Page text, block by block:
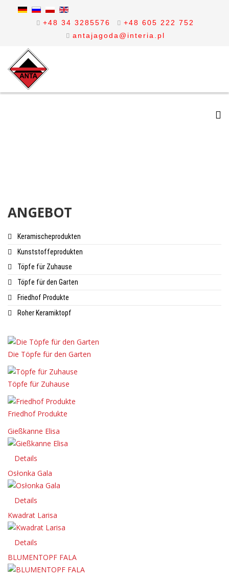
+48 34 3285576
+48 605 222 752
antajagoda@interia.pl
ANGEBOT
Keramischeprodukten
Kunststoffeprodukten
Töpfe für Zuhause
Töpfe für den Garten
Friedhof Produkte
Roher Keramiktopf
Die Töpfe für den Garten
Töpfe für Zuhause
Friedhof Produkte
Gießkanne Elisa
Details
Osłonka Gala
Details
Kwadrat Larisa
Details
BLUMENTOPF FALA